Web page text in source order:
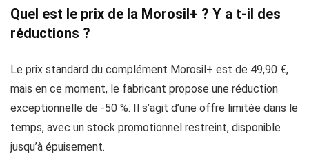
Quel est le prix de la Morosil+ ? Y a t-il des
réductions ?
Le prix standard du complément Morosil+ est de 49,90 €,
mais en ce moment, le fabricant propose une réduction
exceptionnelle de -50 %. Il s’agit d’une offre limitée dans le
temps, avec un stock promotionnel restreint, disponible
jusqu’à épuisement.